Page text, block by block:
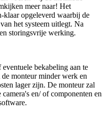
meer naar! Het
klaar opgeleverd waarbij de
het systeem uitlegt. Na
storingsvrije werking.
bekabeling aan te
monteur minder werk en
lager zijn. De monteur zal
en/ of componenten en